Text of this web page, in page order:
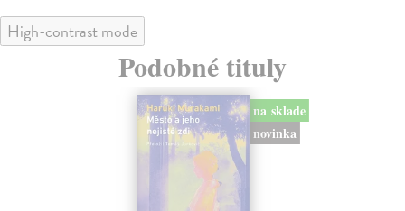
High-contrast mode
Podobné tituly
na sklade
novinka